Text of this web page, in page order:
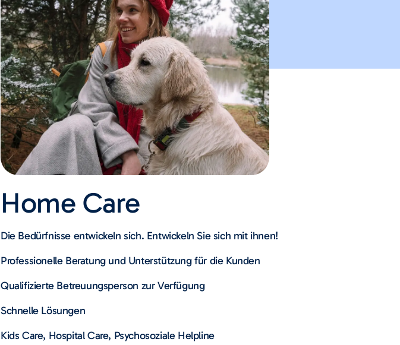
Home Care
Die Bedürfnisse entwickeln sich. Entwickeln Sie sich mit ihnen!
Professionelle Beratung und Unterstützung für die Kunden
Qualifizierte Betreuungsperson zur Verfügung
Schnelle Lösungen
Kids Care, Hospital Care, Psychosoziale Helpline